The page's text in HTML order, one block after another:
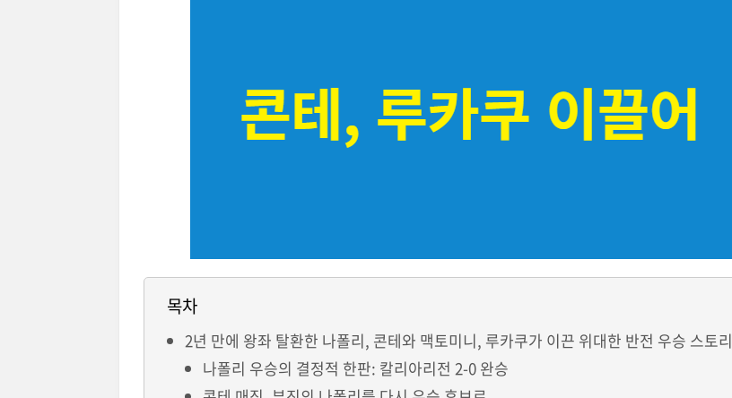
목차
2년 만에 왕좌 탈환한 나폴리, 콘테와 맥토미니, 루카쿠가 이끈 위대한 반전 우승 스토리
나폴리 우승의 결정적 한판: 칼리아리전 2-0 완승